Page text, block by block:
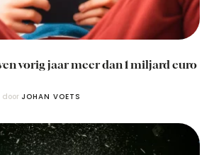
vorig jaar meer dan 1 miljard euro
door JOHAN VOETS